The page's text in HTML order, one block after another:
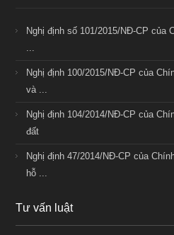
Nghị định số 101/2015/NĐ-CP của
Nghị định 100/2015/NĐ-CP của
và ...
Nghị định 104/2014/NĐ-CP của
đất
Nghị định 47/2014/NĐ-CP của
hỗ ...
Tư vấn luật